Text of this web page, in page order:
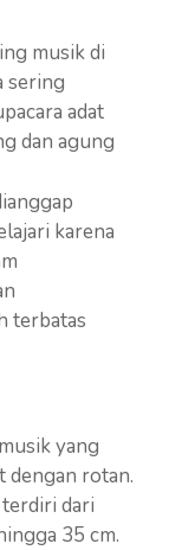
musik di
sering
adat
dan agung
karena
terbatas
yang
dengan rotan.
dari
35 cm.